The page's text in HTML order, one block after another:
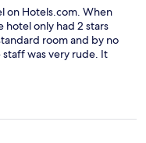
on Hotels.com. When
hotel only had 2 stars
room and by no
was very rude. It